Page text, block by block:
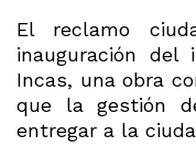
El reclamo
inauguración del
Incas, una obra
que la gestión
entregar a la